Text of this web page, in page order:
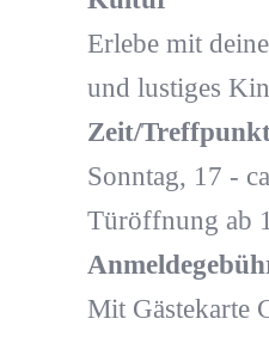
Erlebe mit
und lustiges
Zeit/
Sonntag, 17 -
Türöffnung ab
Mit Gästekarte